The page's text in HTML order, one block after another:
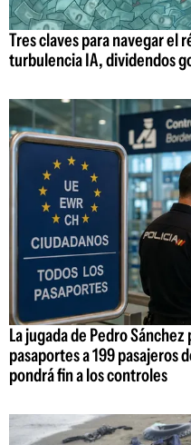
Tres claves para navegar el
turbulencia IA, dividendos
La jugada de Pedro
pasaportes a 199 pasajeros
pondrá fin a los controles